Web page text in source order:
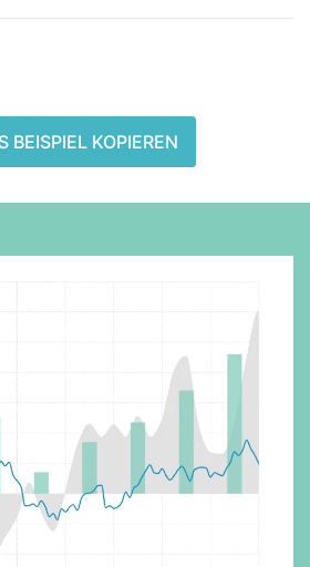
BEISPIEL KOPIEREN